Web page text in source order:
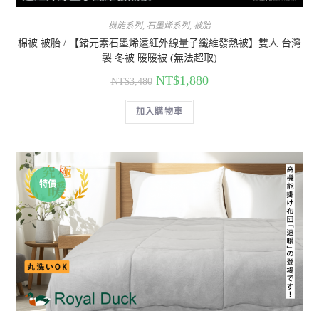
機能系列, 石墨烯系列, 被胎
棉被 被胎 / 【鍺元素石墨烯遠紅外線量子纖維發熱被】雙人 台灣
製 冬被 暖暖被 (無法超取)
NT$3,480 NT$1,880
加入購物車
特價